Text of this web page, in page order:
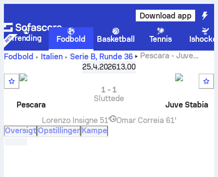
Download app
Trending Fodbold Basketball Tennis
Fodbold
Italien Serie B, Runde 36 Pescara - Juve
live resultater, H2H-resultater, stilling og
forudsigelse
25.4.202613.00
Pescara
1- 1
Sluttede
Juve Stabia
Lorenzo Insigne 51' Omar Correia 61'
Oversigt Opstillinger Kampe